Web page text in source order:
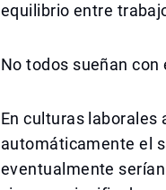
equilibrio entre
No todos sueñan
En culturas laborales
automáticamente el
eventualmente